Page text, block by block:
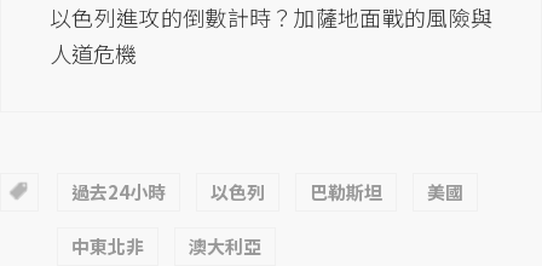
以色列進攻的倒數計時？加薩地面戰的風險與
人道危機
過去24小時 以色列 巴勒斯坦 美國
中東北非 澳大利亞